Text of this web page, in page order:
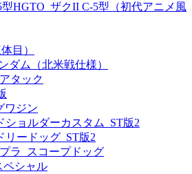
HGTO_ザクII C-5型（初代アニメ風
目）
ダム（北米戦仕様）
タック
ワジン
ショルダーカスタム_ST版2
リードッグ_ST版2
ラ_スコープドッグ
ペシャル